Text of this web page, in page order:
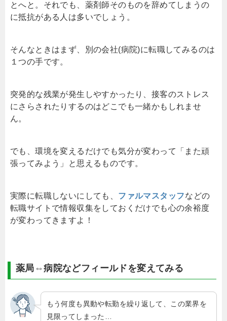
とへと。それでも、薬剤師そのものを辞めてしまうの
に抵抗がある人は多いでしょう。
そんなときはまず、別の会社(病院)に転職してみるのは
１つの手です。
突発的な残業が発生しやすかったり、接客のストレス
にさらされたりするのはどこでも一緒かもしれませ
ん。
でも、環境を変えるだけでも気分が変わって「また頑
張ってみよう」と思えるものです。
実際に転職しないにしても、 ファルマスタッフなどの
転職サイトで情報収集をしておくだけでも心の余裕度
が変わってきますよ！
薬局⇔病院などフィールドを変えてみる
もう何度も異動や転勤を繰り返して、この業界を
見限ってしまった…